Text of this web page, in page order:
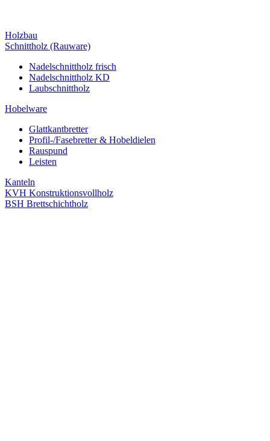
Holzbau
Schnittholz (Rauware)
Nadelschnittholz frisch
Nadelschnittholz KD
Laubschnittholz
Hobelware
Glattkantbretter
Profil-/Fasebretter & Hobeldielen
Rauspund
Leisten
Kanteln
KVH Konstruktionsvollholz
BSH Brettschichtholz